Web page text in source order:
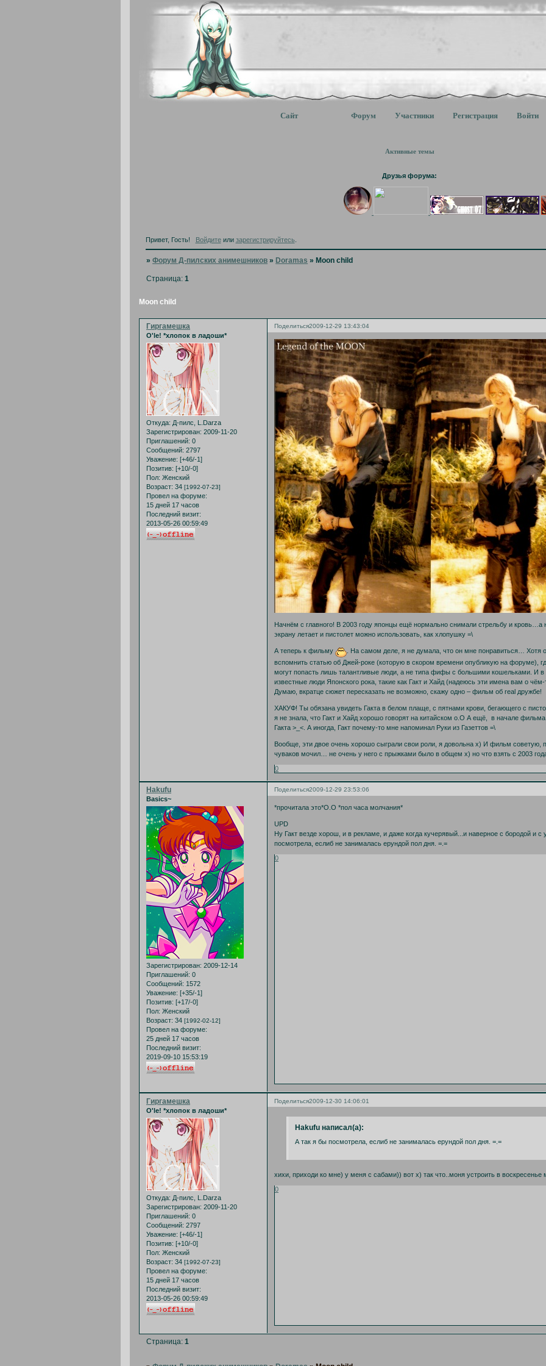
Сайт Форум Участники Регистрация Войти
Активные темы
Друзья форума:
Привет, Гость! Войдитеили зарегистрируйтесь
»Форум Д-пилских анимешников » Doramas »Moon child
Moon child
Страница:1
Поделиться2009-12-29 13:43:04
Гиргамешка
O'le! *хлопок в ладоши*
Откуда: Д-пилс, L.Darza
Зарегистрирован: 2009-11-20
Приглашений: 0
Сообщений: 2797
Уважение: [+46/-1]
Позитив: [+10/-0]
Пол: Женский
Возраст: 34 [1992-07-23]
Провел на форуме:
15 дней 17 часов
Последний визит:
2013-05-26 00:59:49
Начнём с главного! В 2003 году японцы ещё нормально снимали стрельбу и кровь…а
экрану летает и пистолет можно использовать, как хлопушку =\
А теперь к фильму
. На самом деле, я не думала, что он мне понравиться… Хотя
вспомнить статью об Джей-роке (которую в скором времени опубликую на форуме),
могут попасть лишь талантливые люди, а не типа фифы с большими кошельками. И
известные люди Японского рока, такие как Гакт и Хайд (надеюсь эти имена вам о чём-
Думаю, вкратце сюжет пересказать не возможно, скажу одно – фильм об real дружбе!
ХАКУФ! Ты обязана увидеть Гакта в белом плаще, с пятнами крови, бегающего с
я не знала, что Гакт и Хайд хорошо говорят на китайском о.О А ещё, в начале
Гакта >_<. А иногда, Гакт почему-то мне напоминал Руки из Газеттов =\
Вообще, эти двое очень хорошо сыграли свои роли, я довольна х) И фильм советую,
чуваков мочил… не очень у него с прыжками было в общем х) но что взять с 2003
0
Поделиться2009-12-29 23:53:06
Hakufu
Basics~
Зарегистрирован: 2009-12-14
Приглашений: 0
Сообщений: 1572
Уважение: [+35/-1]
Позитив: [+17/-0]
Пол: Женский
Возраст: 34 [1992-02-12]
Провел на форуме:
25 дней 17 часов
Последний визит:
2019-09-10 15:53:19
*прочитала это*О.О *пол часа молчания*
UPD
Ну Гакт везде хорош, и в рекламе, и даже когда кучерявый...и наверное с бородой и
посмотрела, еслиб не занималась ерундой пол дня. =.=
0
Поделиться2009-12-30 14:06:01
Гиргамешка
O'le! *хлопок в ладоши*
Откуда: Д-пилс, L.Darza
Зарегистрирован: 2009-11-20
Приглашений: 0
Сообщений: 2797
Уважение: [+46/-1]
Позитив: [+10/-0]
Пол: Женский
Возраст: 34 [1992-07-23]
Провел на форуме:
15 дней 17 часов
Последний визит:
2013-05-26 00:59:49
Hakufu написал(а):
А так я бы посмотрела, еслиб не занималась ерундой пол дня. =.=
хихи, приходи ко мне) у меня с сабами)) вот х) так что..моня устроить в воскресенье
0
Страница:1